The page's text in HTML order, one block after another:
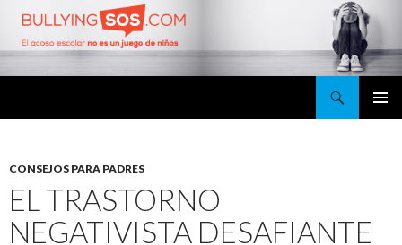
CONSEJOS PARA PADRES
EL TRASTORNO
NEGATIVISTA DESAFIANTE